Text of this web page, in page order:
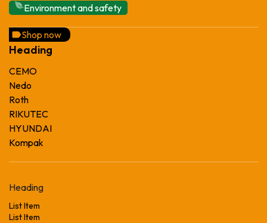
Environment and safety
Shop now
Heading
CEMO
Nedo
Roth
RIKUTEC
HYUNDAI
Kompak
Heading
List Item
List Item